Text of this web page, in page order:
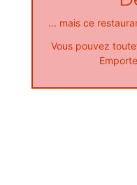
... mais ce
Vous pouvez